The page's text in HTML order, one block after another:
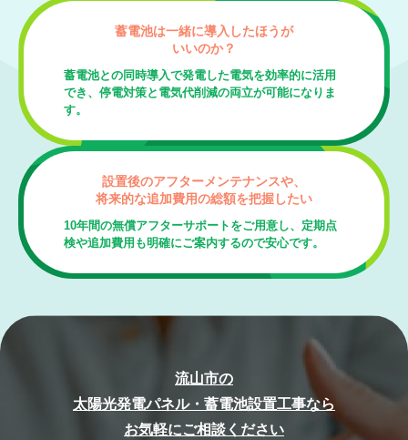
蓄電池は一緒に導入したほうが
いいのか？
蓄電池との同時導入で発電した電気を効率的に活用
でき、停電対策と電気代削減の両立が可能になりま
す。
設置後のアフターメンテナンスや、
将来的な追加費用の総額を把握したい
10年間の無償アフターサポートをご用意し、定期点
検や追加費用も明確にご案内するので安心です。
流山市の
太陽光発電パネル・蓄電池設置工事なら
お気軽にご相談ください